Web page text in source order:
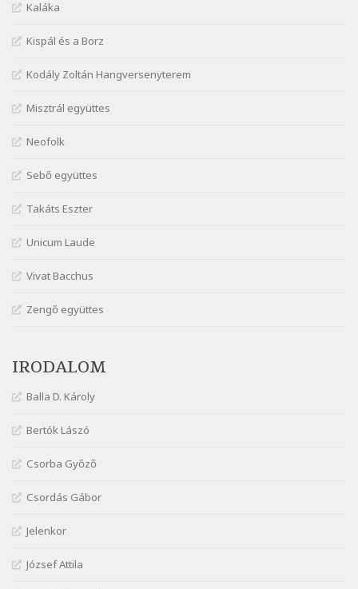
Márai Sándor: A világ füst
Márai Sándor: Ámen
Szélkiáltó
Márai Sándor: Dalocska
Márai Sándor: Együgyű vers gyorsvonatban
Márai Sándor: Ez a kávéház
Szélkiáltó
Szélkiáltó
Márai Sándor: Hol vagyok?
Szélkiáltó
Márai Sándor: Ujjgyakorlat 8
Márai Sándor: Zsoltár
Mária Sándor: Hallgatás
Szélkiáltó
Szélkiáltó
Nagy Bandó András: Bagon át
Szélkiáltó
Kaláka
Kispál és a Borz
Kodály Zoltán Hangversenyterem
Misztrál együttes
Neofolk
Sebő együttes
Takáts Eszter
Unicum Laude
Vivat Bacchus
Zengő együttes
IRODALOM
Balla D. Károly
Bertók Lászó
Csorba Győző
Csordás Gábor
Jelenkor
József Attila